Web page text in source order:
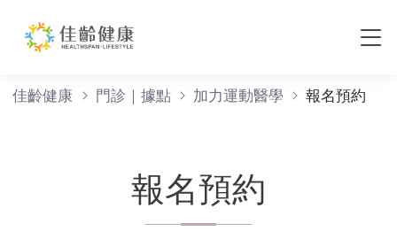
報名預約
佳齡健康 門診｜據點 加力運動醫學 報名預約
報名預約